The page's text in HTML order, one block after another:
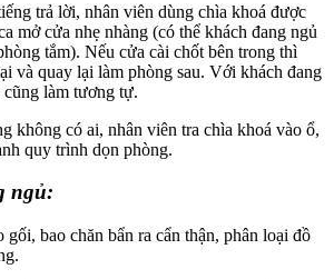
trả lời, nhân viên dùng chìa khoá được
mở cửa nhẹ nhàng (có thể khách đang ngủ
tắm). Nếu cửa cài chốt bên trong thì
và quay lại làm phòng sau. Với khách đang
làm tương tự.
không có ai, nhân viên tra chìa khoá vào ổ,
quy trình dọn phòng.
ngủ:
bao chăn bẩn ra cẩn thận, phân loại đồ